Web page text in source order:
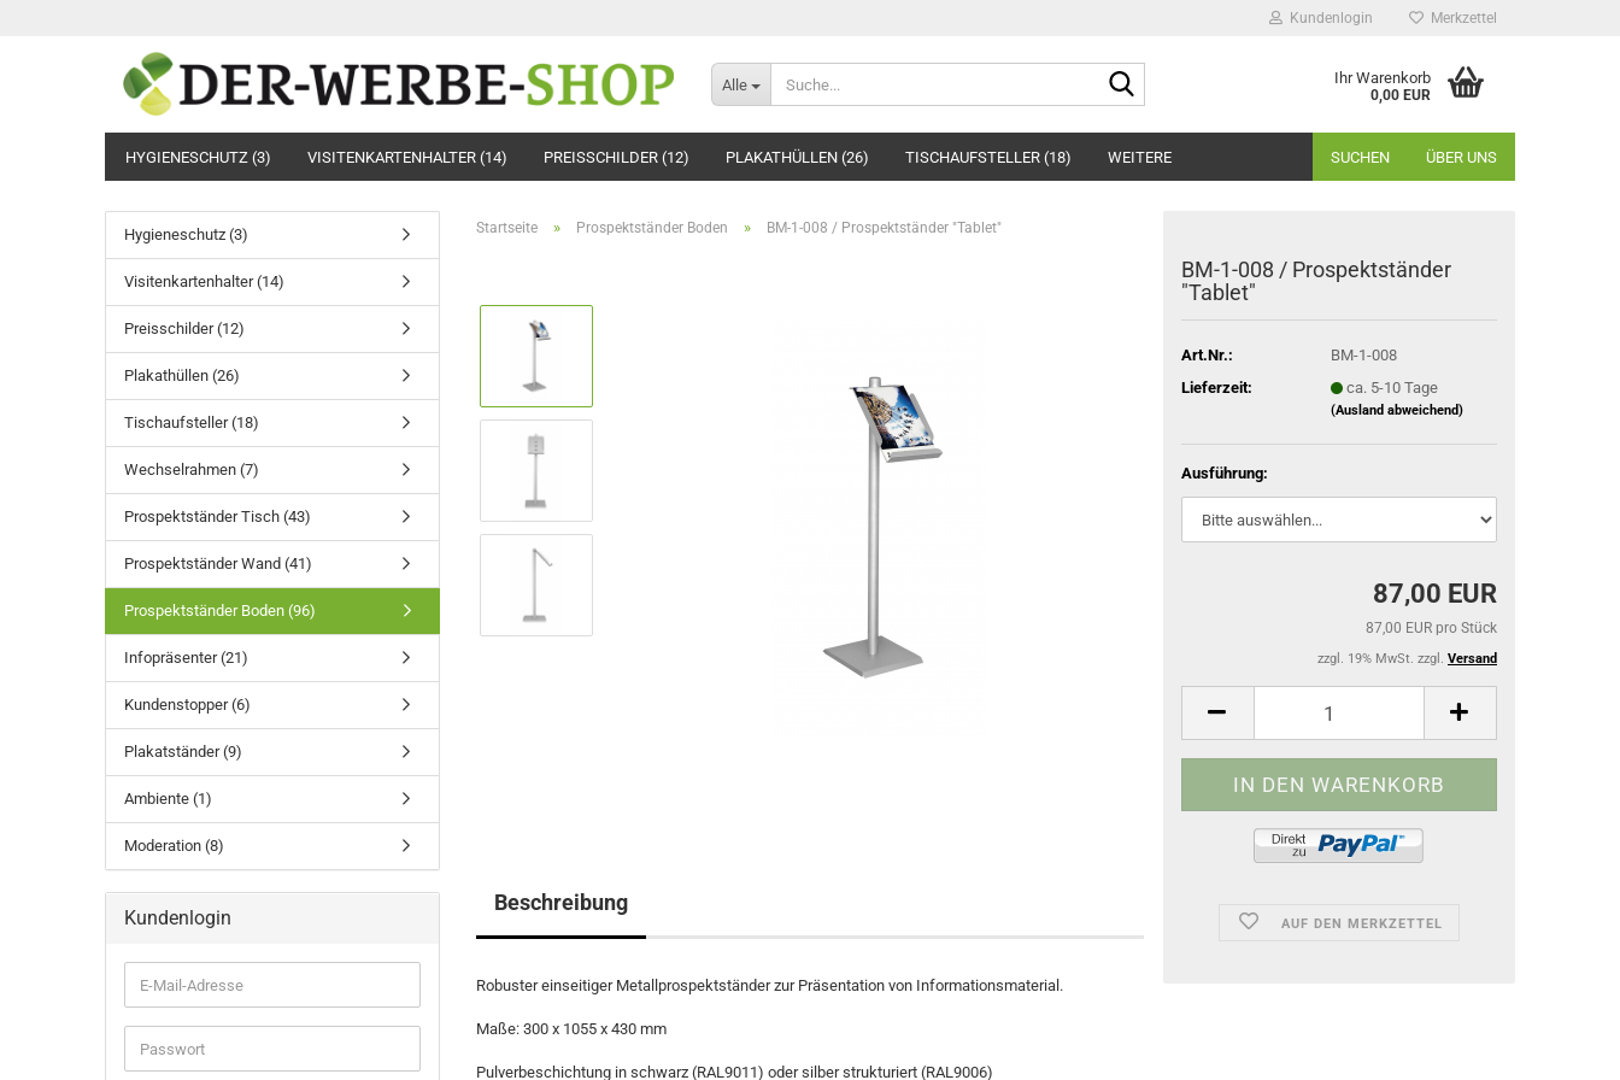
Kundenlogin Merkzettel
Alle Ihr Warenkorb
0,00 EUR
HYGIENESCHUTZ (3) VISITENKARTENHALTER (14) PREISSCHILDER (12) PLAKATHÜLLEN (26) TISCHAUFSTELLER (18) SUCHEN ÜBER UNS
WEITERE
Startseite » Prospektständer Boden » BM-1-008 / Prospektständer "Tablet"
BM-1-008 / Prospektständer
"Tablet"
Art.Nr.:
BM-1-008
Lieferzeit:
ca. 5-10 Tage
(Ausland abweichend)
Ausführung:
87,00 EUR
87,00 EUR pro Stück
zzgl. 19% MwSt. zzgl. Versand
AUF DEN MERKZETTEL
Beschreibung
Robuster einseitiger Metallprospektständer zur Präsentation von Informationsmaterial.
Maße: 300 x 1055 x 430 mm
Pulverbeschichtung in schwarz (RAL9011) oder silber strukturiert (RAL9006)
Hygieneschutz (3)
Visitenkartenhalter (14)
Preisschilder (12)
Plakathüllen (26)
Tischaufsteller (18)
Wechselrahmen (7)
Prospektständer Tisch (43)
Prospektständer Wand (41)
Prospektständer Boden (96)
Infopräsenter (21)
Kundenstopper (6)
Plakatständer (9)
Ambiente (1)
Moderation (8)
Kundenlogin
E-
Mail-
Adresse
Passwort